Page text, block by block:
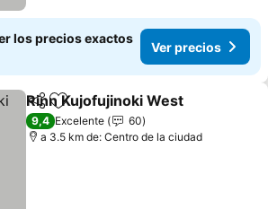
los precios exactos
Ver precios
CompartirAgregar a favoritos
Rinn Kujofujinoki West
9,4 Excelente
60
a 3.5 km de: Centro de la ciudad